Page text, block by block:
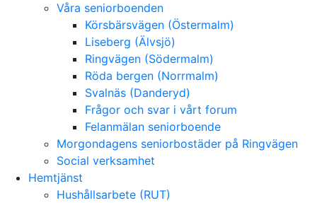
Våra seniorboenden
Körsbärsvägen (Östermalm)
Liseberg (Älvsjö)
Ringvägen (Södermalm)
Röda bergen (Norrmalm)
Svalnäs (Danderyd)
Frågor och svar i vårt forum
Felanmälan seniorboende
Morgondagens seniorbostäder på Ringvägen
Social verksamhet
Hemtjänst
Hushållsarbete (RUT)